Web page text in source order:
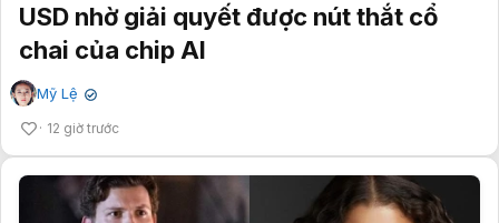
USD nhờ giải quyết được nút thắt cổ
chai của chip AI
Mỹ Lệ ✔
12 giờ trước